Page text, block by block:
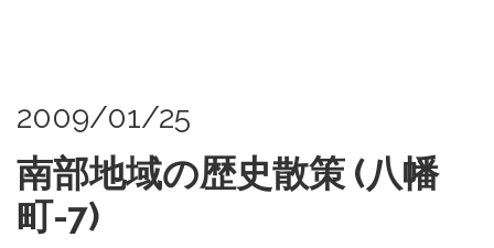
2009/01/25
南部地域の歴史散策 (八幡
町-7)